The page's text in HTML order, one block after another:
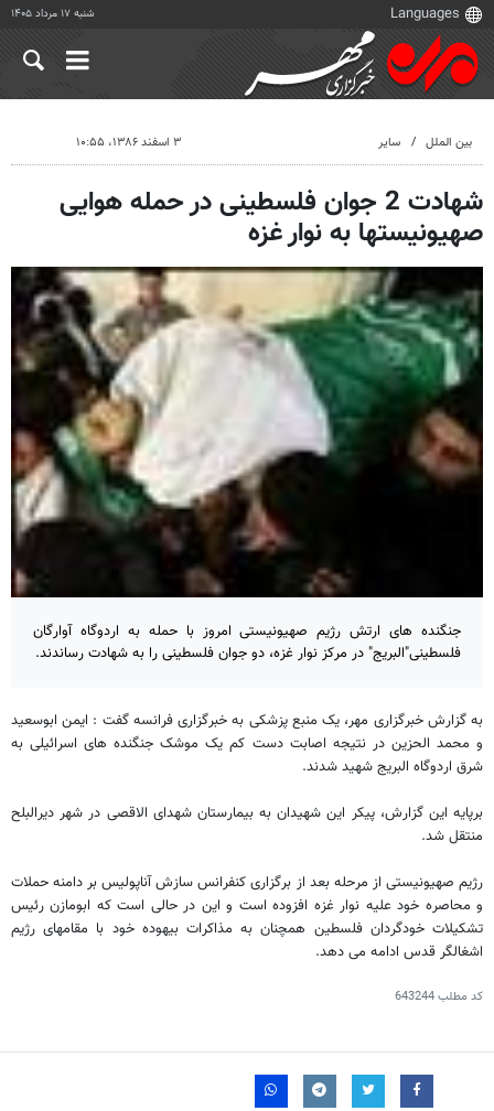
شنبه ۱۷ مرداد ۱۴۰۵
بین الملل سایر ۳ اسفند ۱۳۸۶، ۱۰:۵۵
شهادت 2 جوان فلسطینی در حمله هوایی
صهیونیستها به نوار غزه
جنگنده های ارتش رژیم صهیونیستی امروز با حمله به اردوگاه آوارگان
فلسطینی"البریج" در مرکز نوار غزه، دو جوان فلسطینی را به شهادت رساندند.
به گزارش خبرگزاری مهر، یک منبع پزشکی به خبرگزاری فرانسه گفت : ایمن ابوسعید
و محمد الحزین در نتیجه اصابت دست کم یک موشک جنگنده های اسرائیلی به
شرق اردوگاه البریج شهید شدند.
برپایه این گزارش، پیکر این شهیدان به بیمارستان شهدای الاقصی در شهر دیرالبلح
منتقل شد.
رژیم صهیونیستی از مرحله بعد از برگزاری کنفرانس سازش آناپولیس بر دامنه حملات
و محاصره خود علیه نوار غزه افزوده است و این در حالی است که ابومازن رئیس
تشکیلات خودگردان فلسطین همچنان به مذاکرات بیهوده خود با مقامهای رژیم
اشغالگر قدس ادامه می دهد.
کد مطلب643244